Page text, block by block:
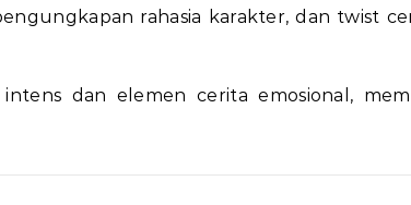
rahasia karakter, dan twist
dan elemen cerita emosional,